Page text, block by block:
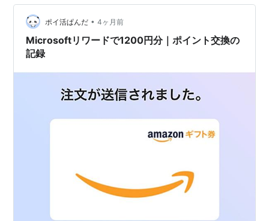
初は使い物にならないポイ活でした。 管理人も少し齧っ
て、３年ほどぶん投げていました。 でも、知らぬうちに
マイク…
ポイ活ぱんだ • 4ヶ月前
Microsoftリワードで1200円分｜ポイント交換の
記録